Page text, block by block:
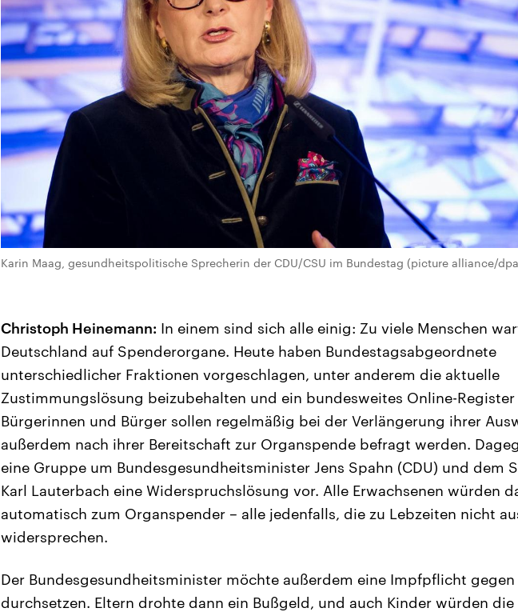
Karin Maag, gesundheitspolitische Sprecherin der CDU/CSU im Bundestag (picture alliance/
Christoph Heinemann: In einem sind sich alle einig: Zu viele Menschen
Deutschland auf Spenderorgane. Heute haben Bundestagsabgeordnete
unterschiedlicher Fraktionen vorgeschlagen, unter anderem die aktuelle
Zustimmungslösung beizubehalten und ein bundesweites Online-
Bürgerinnen und Bürger sollen regelmäßig bei der Verlängerung ihrer
außerdem nach ihrer Bereitschaft zur Organspende befragt werden.
eine Gruppe um Bundesgesundheitsminister Jens Spahn (CDU) und dem
Karl Lauterbach eine Widerspruchslösung vor. Alle Erwachsenen würden
automatisch zum Organspender – alle jedenfalls, die zu Lebzeiten nicht
widersprechen.
Der Bundesgesundheitsminister möchte außerdem eine Impfpflicht gegen
durchsetzen. Eltern drohte dann ein Bußgeld, und auch Kinder würden die